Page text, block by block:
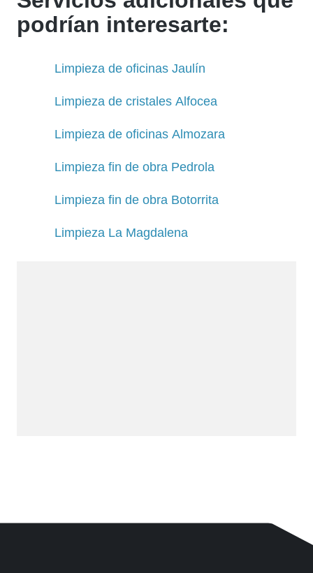
podrían interesarte:
Limpieza de oficinas Jaulín
Limpieza de cristales Alfocea
Limpieza de oficinas Almozara
Limpieza fin de obra Pedrola
Limpieza fin de obra Botorrita
Limpieza La Magdalena